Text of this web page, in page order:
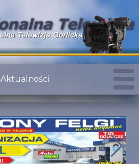
Aktualności